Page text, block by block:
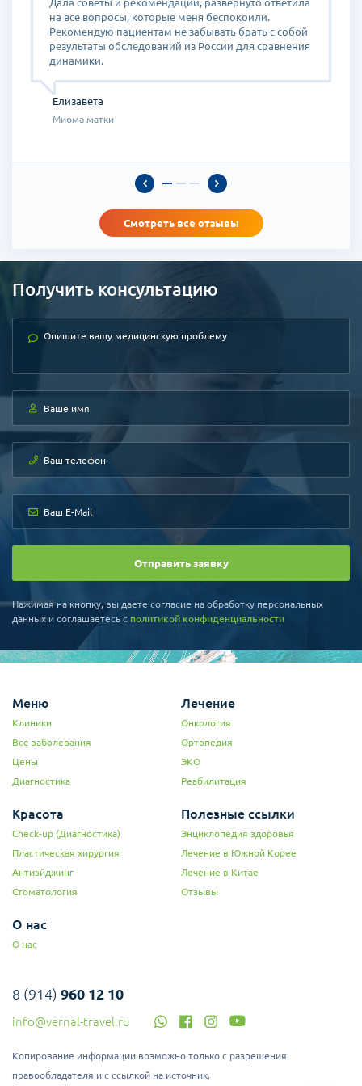
Дала советы и рекомендации, развернуто ответила
на все вопросы, которые меня беспокоили.
Рекомендую пациентам не забывать брать с собой
результаты обследований из России для сравнения
динамики.
Елизавета
Миома матки
Смотреть все отзывы
Получить консультацию
Отправить заявку
Нажимая на кнопку, вы даете согласие на обработку персональных
данных и соглашаетесь c политикой конфиденциальности
Меню
Клиники
Все заболевания
Цены
Диагностика
Лечение
Онкология
Ортопедия
ЭКО
Реабилитация
Красота
Check-up (Диагностика)
Пластическая хирургия
Антиэйджинг
Стоматология
Полезные ссылки
Энциклопедия здоровья
Лечение в Южной Корее
Лечение в Китае
Отзывы
О нас
О нас
8 (914) 960 12 10
info@vernal-travel.ru
Копирование информации возможно только с разрешения
правообладателя и с ссылкой на источник.